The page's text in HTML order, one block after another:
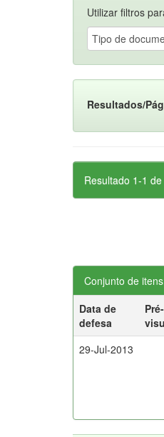
Utilizar filtros
Resultados/
Resultado 1-1 de
Conjunto de
Data de
defesa
Pré-
29-Jul-2013